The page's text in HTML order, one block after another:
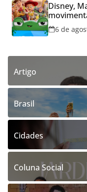
Disney,
do6 de
Artigo
Brasil
Cidades
Coluna Social